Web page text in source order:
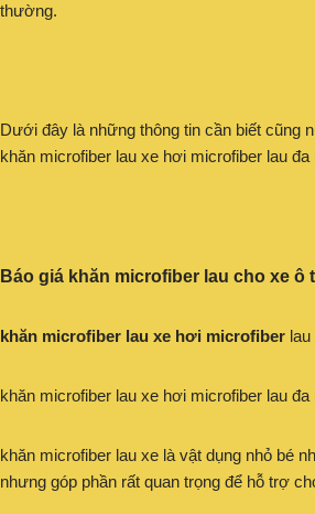
thường.
Dưới đây là những thông tin cần biết cũng
khăn microfiber lau xe hơi microfiber lau
Báo giá khăn microfiber lau cho xe ô
khăn microfiber lau xe hơi microfiber
khăn microfiber lau xe hơi microfiber lau
khăn microfiber lau xe là vật dụng nhỏ bé
nhưng góp phần rất quan trọng để hỗ trợ